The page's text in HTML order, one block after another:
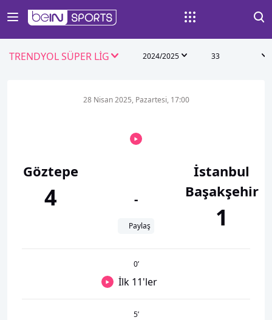
TRENDYOL SÜPER LİG 2024/2025 33
Göztepe
4
28 Nisan 2025, Pazartesi, 17:00
-
Paylaş
İstanbul
Başakşehir
1
0’
İlk 11'ler
5’